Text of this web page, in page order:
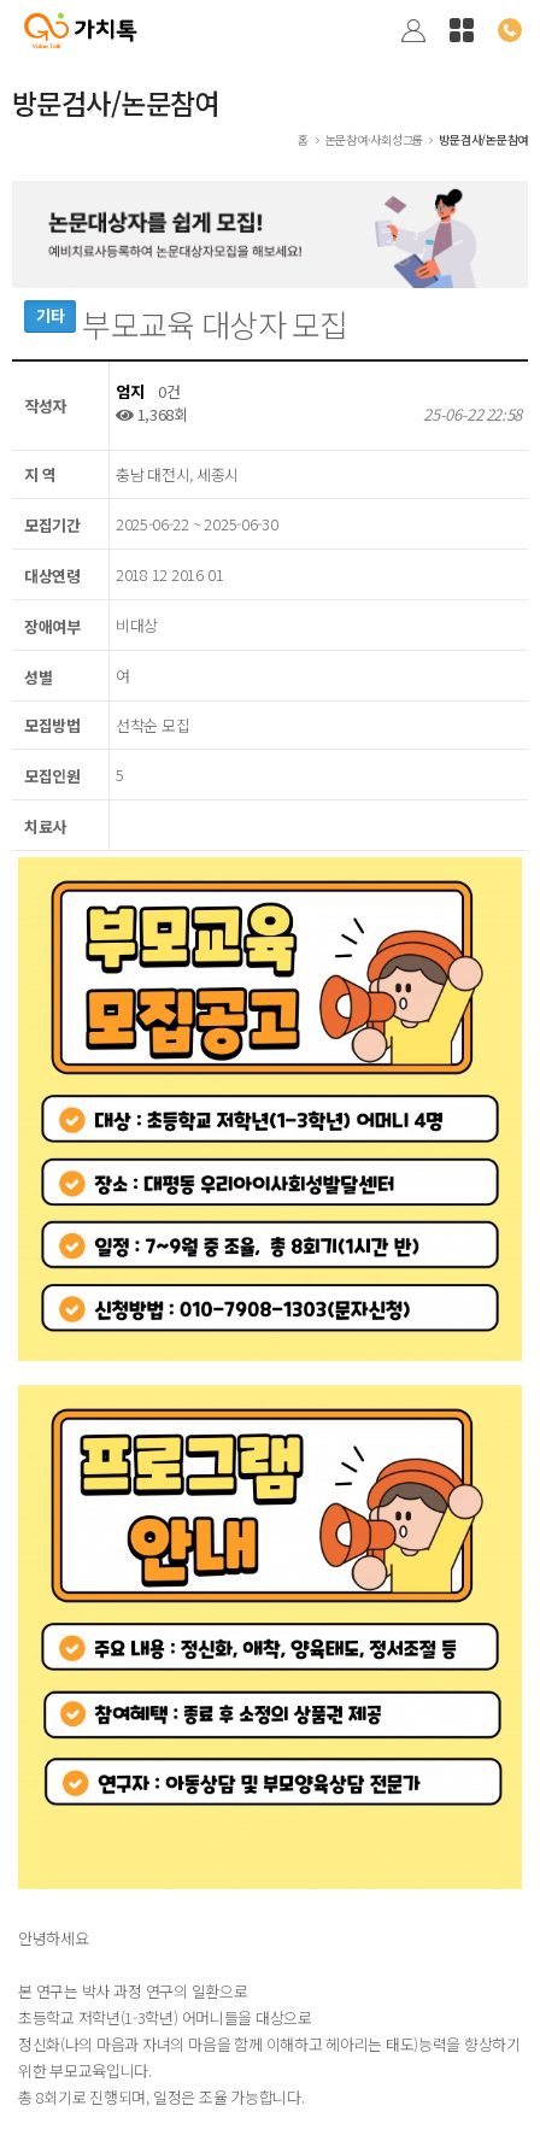
방문검사/논문참여
홈 논문참여·사회성그룹 방문검사/논문참여
기타 부모교육 대상자 모집
작성자
엄지
0건
1,368회
25-06-22 22:58
지 역 충남 대전시, 세종시
모집기간 2025-06-22 ~ 2025-06-30
대상연령 2018 12 2016 01
장애여부 비대상
성별 여
모집방법 선착순 모집
모집인원 5
치료사
안녕하세요
본 연구는 박사 과정 연구의 일환으로
초등학교 저학년(1-3학년) 어머니들을 대상으로
정신화(나의 마음과 자녀의 마음을 함께 이해하고 헤아리는 태도)능력을 향상하기
위한 부모교육입니다.
총 8회기로 진행되며, 일정은 조율 가능합니다.